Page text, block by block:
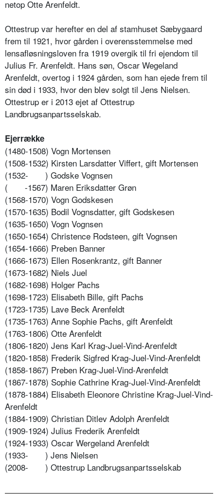
netop Otte Arenfeldt.
Ottestrup var herefter en del af stamhuset Sæbygaard
frem til 1921, hvor gården i overensstemmelse med
lensafløsningsloven fra 1919 overgik til fri ejendom til
Julius Fr. Arenfeldt. Hans søn, Oscar Wegeland
Arenfeldt, overtog i 1924 gården, som han ejede frem til
sin død i 1933, hvor den blev solgt til Jens Nielsen.
Ottestrup er i 2013 ejet af Ottestrup
Landbrugsanpartsselskab.
Ejerrække
(1480-1508) Vogn Mortensen
(1508-1532) Kirsten Larsdatter Viffert, gift Mortensen
(1532-
) Godske Vognsen
(
-1567) Maren Eriksdatter Grøn
(1568-1570) Vogn Godskesen
(1570-1635) Bodil Vognsdatter, gift Godskesen
(1635-1650) Vogn Vognsen
(1650-1654) Christence Rodsteen, gift Vognsen
(1654-1666) Preben Banner
(1666-1673) Ellen Rosenkrantz, gift Banner
(1673-1682) Niels Juel
(1682-1698) Holger Pachs
(1698-1723) Elisabeth Bille, gift Pachs
(1723-1735) Lave Beck Arenfeldt
(1735-1763) Anne Sophie Pachs, gift Arenfeldt
(1763-1806) Otte Arenfeldt
(1806-1820) Jens Karl Krag-Juel-Vind-Arenfeldt
(1820-1858) Frederik Sigfred Krag-Juel-Vind-Arenfeldt
(1858-1867) Preben Krag-Juel-Vind-Arenfeldt
(1867-1878) Sophie Cathrine Krag-Juel-Vind-Arenfeldt
(1878-1884) Elisabeth Eleonore Christine Krag-Juel-Vind-
Arenfeldt
(1884-1909) Christian Ditlev Adolph Arenfeldt
(1909-1924) Julius Frederik Arenfeldt
(1924-1933) Oscar Wergeland Arenfeldt
(1933-
) Jens Nielsen
(2008-
) Ottestrup Landbrugsanpartsselskab